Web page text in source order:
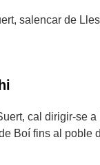
salencar de
cal dirigir-se a
Boí fins al poble